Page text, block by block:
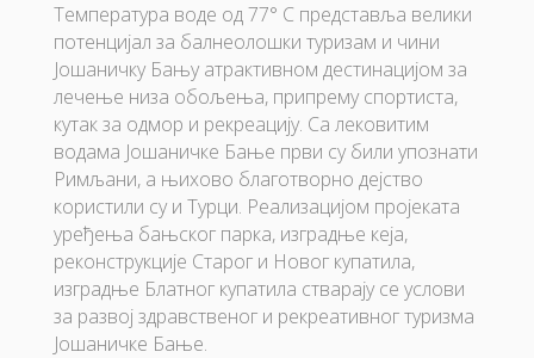
Температура воде од 77° C представља велики
потенцијал за балнеолошки туризам и чини
Јошаничку Бању атрактивном дестинацијом за
лечење низа обољења, припрему спортиста,
кутак за одмор и рекреацију. Са лековитим
водама Јошаничке Бање први су били упознати
Римљани, а њихово благотворно дејство
користили су и Турци. Реализацијом пројеката
уређења бањског парка, изградње кеја,
реконструкције Старог и Новог купатила,
изградње Блатног купатила стварају се услови
за развој здравственог и рекреативног туризма
Јошаничке Бање.